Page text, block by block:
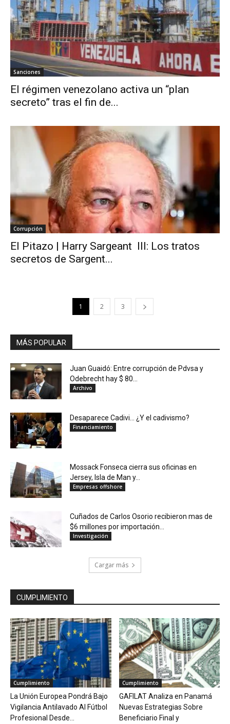
Sanciones
El régimen venezolano activa un “plan
secreto” tras el fin de...
Corrupción
El Pitazo | Harry Sargeant III: Los tratos
secretos de Sargent...
1 2 3
MÁS POPULAR
Juan Guaidó: Entre corrupción de Pdvsa y
Odebrecht hay $ 80...
Archivo
Desaparece Cadivi… ¿Y el cadivismo?
Financiamiento
Mossack Fonseca cierra sus oficinas en
Jersey, Isla de Man y...
Empresas offshore
Cuñados de Carlos Osorio recibieron mas de
$6 millones por importación...
Investigación
Cargar más
CUMPLIMIENTO
Cumplimiento
La Unión Europea Pondrá Bajo
Vigilancia Antilavado Al Fútbol
Profesional Desde...
Cumplimiento
GAFILAT Analiza en Panamá
Nuevas Estrategias Sobre
Beneficiario Final y